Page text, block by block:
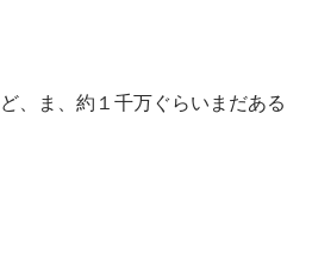
、ま、約１千万ぐらいまだある